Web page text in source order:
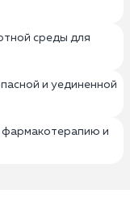
среды для
и уединенной
и